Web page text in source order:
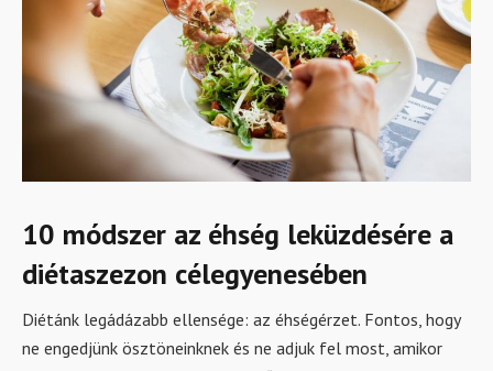
10 módszer az éhség leküzdésére a
diétaszezon célegyenesében
Diétánk legádázabb ellensége: az éhségérzet. Fontos, hogy
ne engedjünk ösztöneinknek és ne adjuk fel most, amikor